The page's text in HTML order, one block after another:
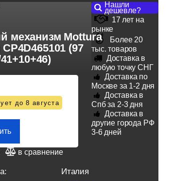
механизм Mottura
(97
до 8 августа
в сравнение
Италия
Нашли
дешевле?
17 лет на
рынке
Более 20
тыс. товаров
Доставка в
любую точку СНГ
Доставка по
Москве за 1-2 дня
Доставка в
Спб за 2-3 дня
Доставка в
другие города РФ
3-6 дней